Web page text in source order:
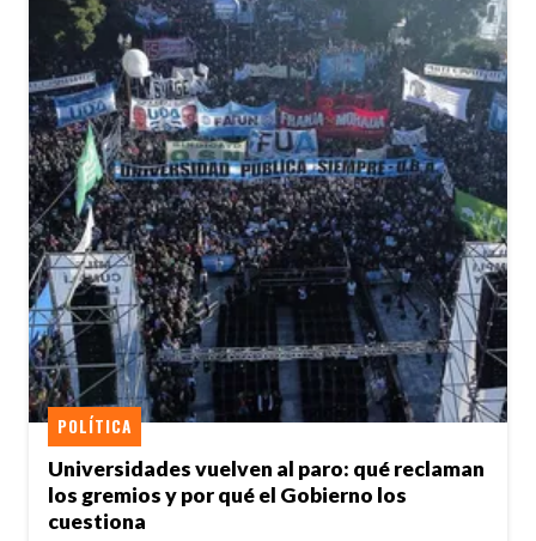
Universidades vuelven al paro: qué reclaman
los gremios y por qué el Gobierno los
cuestiona
POLÍTICA